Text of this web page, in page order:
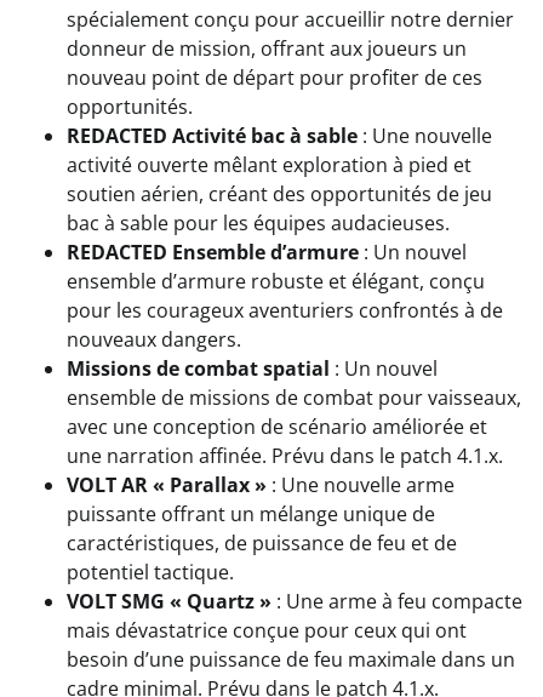
spécialement conçu pour accueillir notre dernier
donneur de mission, offrant aux joueurs un
nouveau point de départ pour profiter de ces
opportunités.
REDACTED Activité bac à sable : Une nouvelle
activité ouverte mêlant exploration à pied et
soutien aérien, créant des opportunités de jeu
bac à sable pour les équipes audacieuses.
REDACTED Ensemble d’armure : Un nouvel
ensemble d’armure robuste et élégant, conçu
pour les courageux aventuriers confrontés à de
nouveaux dangers.
Missions de combat spatial : Un nouvel
ensemble de missions de combat pour vaisseaux,
avec une conception de scénario améliorée et
une narration affinée. Prévu dans le patch 4.1.x.
VOLT AR « Parallax » : Une nouvelle arme
puissante offrant un mélange unique de
caractéristiques, de puissance de feu et de
potentiel tactique.
VOLT SMG « Quartz » : Une arme à feu compacte
mais dévastatrice conçue pour ceux qui ont
besoin d’une puissance de feu maximale dans un
cadre minimal. Prévu dans le patch 4.1.x.